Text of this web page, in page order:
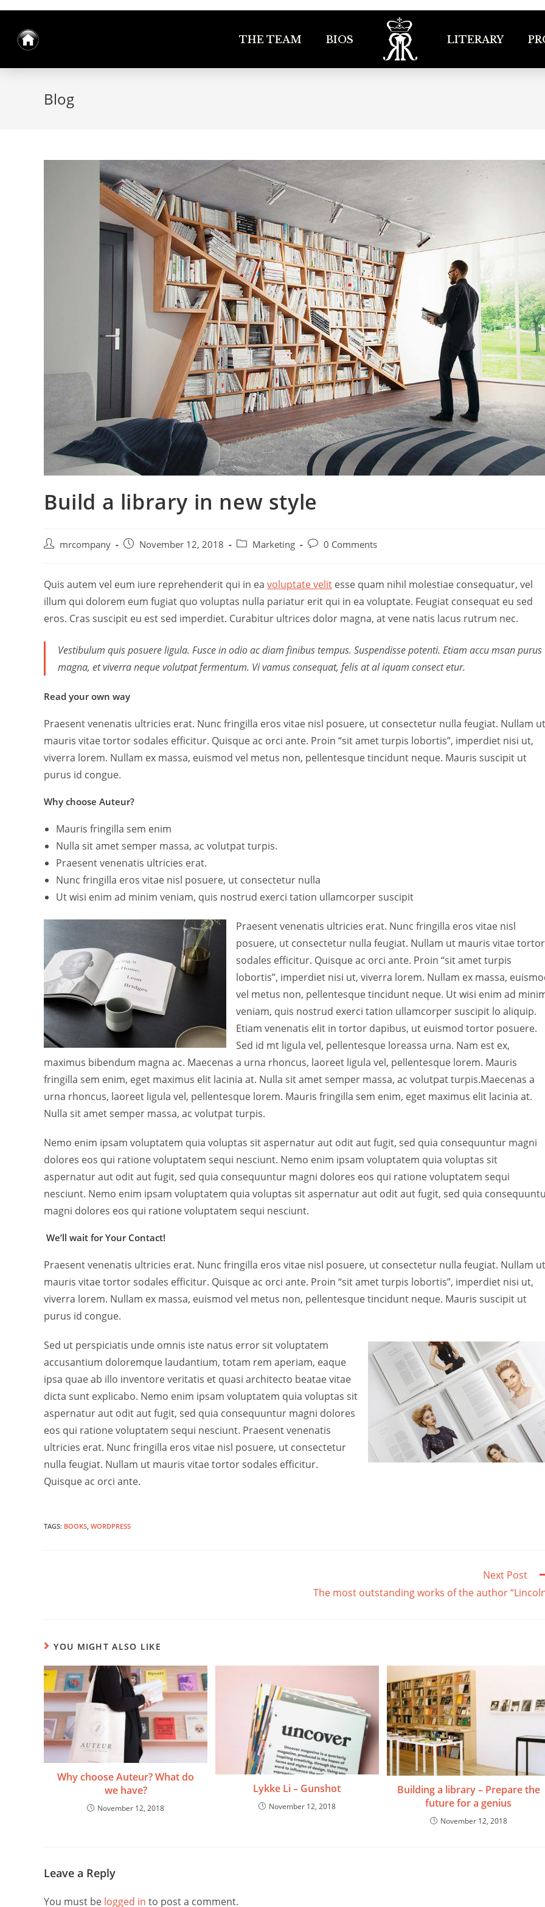
THE TEAM BIOS LITERARY
Blog
Build a library in new style
mrcompany November 12, 2018 Marketing 0 Comments
Quis autem vel eum iure reprehenderit qui in ea voluptate velit esse quam nihil molestiae consequatur, vel
illum qui dolorem eum fugiat quo voluptas nulla pariatur erit qui in ea voluptate. Feugiat consequat eu sed
eros. Cras suscipit eu est sed imperdiet. Curabitur ultrices dolor magna, at vene natis lacus rutrum nec.
Vestibulum quis posuere ligula. Fusce in odio ac diam finibus tempus. Suspendisse potenti. Etiam accu msan purus
magna, et viverra neque volutpat fermentum. Vi vamus consequat, felis at al iquam consect etur.
Read your own way
Praesent venenatis ultricies erat. Nunc fringilla eros vitae nisl posuere, ut consectetur nulla feugiat. Nullam ut
mauris vitae tortor sodales efficitur. Quisque ac orci ante. Proin “sit amet turpis lobortis”, imperdiet nisi ut,
viverra lorem. Nullam ex massa, euismod vel metus non, pellentesque tincidunt neque. Mauris suscipit ut
purus id congue.
Why choose Auteur?
Mauris fringilla sem enim
Nulla sit amet semper massa, ac volutpat turpis.
Praesent venenatis ultricies erat.
Nunc fringilla eros vitae nisl posuere, ut consectetur nulla
Ut wisi enim ad minim veniam, quis nostrud exerci tation ullamcorper suscipit
Praesent venenatis ultricies erat. Nunc fringilla eros vitae nisl
posuere, ut consectetur nulla feugiat. Nullam ut mauris vitae tortor
sodales efficitur. Quisque ac orci ante. Proin “sit amet turpis
lobortis”, imperdiet nisi ut, viverra lorem. Nullam ex massa,
vel metus non, pellentesque tincidunt neque. Ut wisi enim ad
veniam, quis nostrud exerci tation ullamcorper suscipit lo aliquip.
Etiam venenatis elit in tortor dapibus, ut euismod tortor posuere.
Sed id mt ligula vel, pellentesque loreassa urna. Nam est ex,
maximus bibendum magna ac. Maecenas a urna rhoncus, laoreet ligula vel, pellentesque lorem. Mauris
fringilla sem enim, eget maximus elit lacinia at. Nulla sit amet semper massa, ac volutpat turpis.Maecenas a
urna rhoncus, laoreet ligula vel, pellentesque lorem. Mauris fringilla sem enim, eget maximus elit lacinia at.
Nulla sit amet semper massa, ac volutpat turpis.
Nemo enim ipsam voluptatem quia voluptas sit aspernatur aut odit aut fugit, sed quia consequuntur magni
dolores eos qui ratione voluptatem sequi nesciunt. Nemo enim ipsam voluptatem quia voluptas sit
aspernatur aut odit aut fugit, sed quia consequuntur magni dolores eos qui ratione voluptatem sequi
nesciunt. Nemo enim ipsam voluptatem quia voluptas sit aspernatur aut odit aut fugit, sed quia
magni dolores eos qui ratione voluptatem sequi nesciunt.
We’ll wait forYour Contact!
Praesent venenatis ultricies erat. Nunc fringilla eros vitae nisl posuere, ut consectetur nulla feugiat. Nullam ut
mauris vitae tortor sodales efficitur. Quisque ac orci ante. Proin “sit amet turpis lobortis”, imperdiet nisi ut,
viverra lorem. Nullam ex massa, euismod vel metus non, pellentesque tincidunt neque. Mauris suscipit ut
purus id congue.
Sed ut perspiciatis unde omnis iste natus error sit voluptatem
accusantium doloremque laudantium, totam rem aperiam, eaque
ipsa quae ab illo inventore veritatis et quasi architecto beatae vitae
dicta sunt explicabo. Nemo enim ipsam voluptatem quia voluptas sit
aspernatur aut odit aut fugit, sed quia consequuntur magni dolores
eos qui ratione voluptatem sequi nesciunt. Praesent venenatis
ultricies erat. Nunc fringilla eros vitae nisl posuere, ut consectetur
nulla feugiat. Nullam ut mauris vitae tortor sodales efficitur.
Quisque ac orci ante.
TAGS: BOOKS WORDPRESS
Next Post
The most outstanding works of the author
YOU MIGHT ALSO LIKE
Why choose Auteur? What do
we have?
November 12, 2018
Lykke Li – Gunshot
November 12, 2018
Building a library – Prepare the
future for a genius
November 12, 2018
Leave a Reply
You must be logged in to post a comment.